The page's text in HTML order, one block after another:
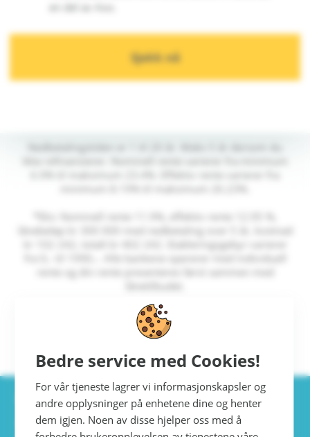
lånebeløp kr
. Etableringsgebyr varierer
Løpetid min. 1 år – maks. 20 år. Effektiv rente 8.19% -
26.23%.
Jeg samtykker til at Axo Finans kan behandle mine/våre
personopplysninger som beskrevether.
Du får svar innen kort tid
Tilbudet du får er uforpliktende
Bedre service med Cookies!
For vår tjeneste lagrer vi informasjonskapsler og
andre opplysninger på enhetene dine og henter
dem igjen. Noen av disse hjelper oss med å